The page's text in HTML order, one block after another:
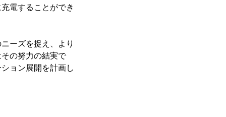
電することができ
ーズを捉え、より
の努力の結実で
ョン展開を計画し